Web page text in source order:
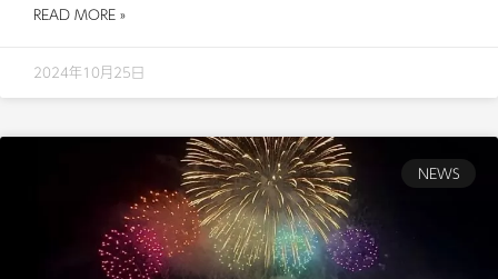
READ MORE »
2024年10月25日
NEWS